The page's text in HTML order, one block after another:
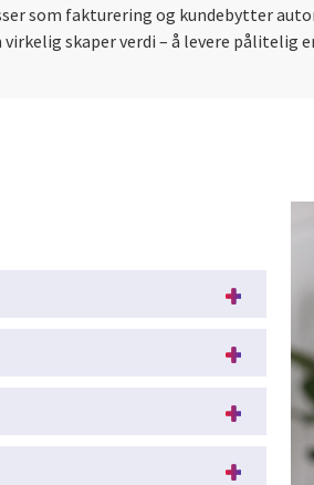
som fakturering og kundebytter
skaper verdi – å levere pålitelig